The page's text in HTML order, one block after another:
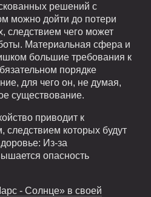
решений с
можно дойти до потери
следствием чего может
Материальная сфера и
большие требования к
порядке
для чего он, не думая,
существование.
приводит к
которых будут
Из-за
опасность
- Солнце» в своей